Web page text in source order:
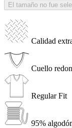
El tamaño no fue
Calidad
Cuello
Regular Fit
95%